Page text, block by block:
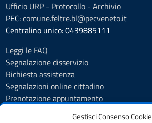
Gestisci Consenso Cookie
Ufficio URP - Protocollo - Archivio
PEC:comune.feltre.bl@pecveneto.it
Centralino unico: 0439885111
Leggi le FAQ
Segnalazione disservizio
Richiesta assistenza
Segnalazioni online cittadino
Prenotazione appuntamento